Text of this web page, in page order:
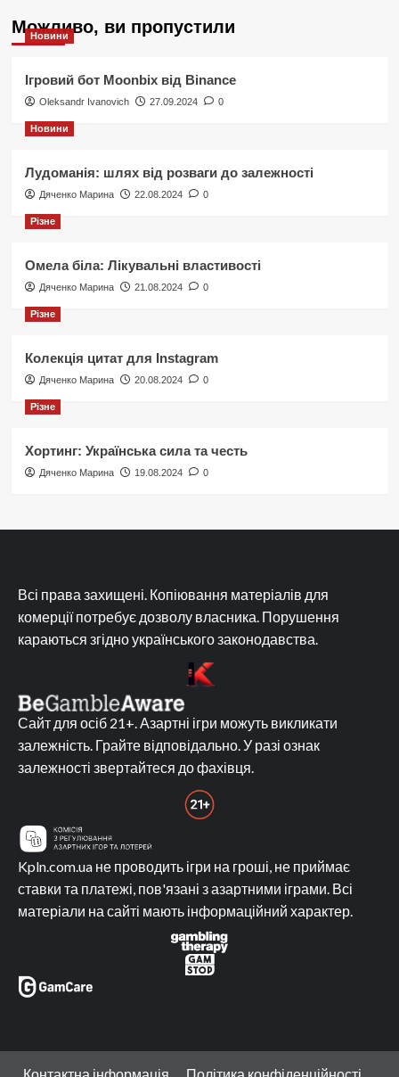
Можливо, ви пропустили
Новини
Ігровий бот Moonbix від Binance
Oleksandr Ivanovich 27.09.2024 0
Новини
Лудоманія: шлях від розваги до залежності
Дяченко Марина 22.08.2024 0
Різне
Омела біла: Лікувальні властивості
Дяченко Марина 21.08.2024 0
Різне
Колекція цитат для Instagram
Дяченко Марина 20.08.2024 0
Різне
Хортинг: Українська сила та честь
Дяченко Марина 19.08.2024 0
Всі права захищені. Копіювання матеріалів для
комерції потребує дозволу власника. Порушення
караються згідно українського законодавства.
Сайт для осіб 21+. Азартні ігри можуть викликати
залежність. Грайте відповідально. У разі ознак
залежності звертайтеся до фахівця.
Kpln.com.ua не проводить ігри на гроші, не приймає
ставки та платежі, пов'язані з азартними іграми. Всі
матеріали на сайті мають інформаційний характер.